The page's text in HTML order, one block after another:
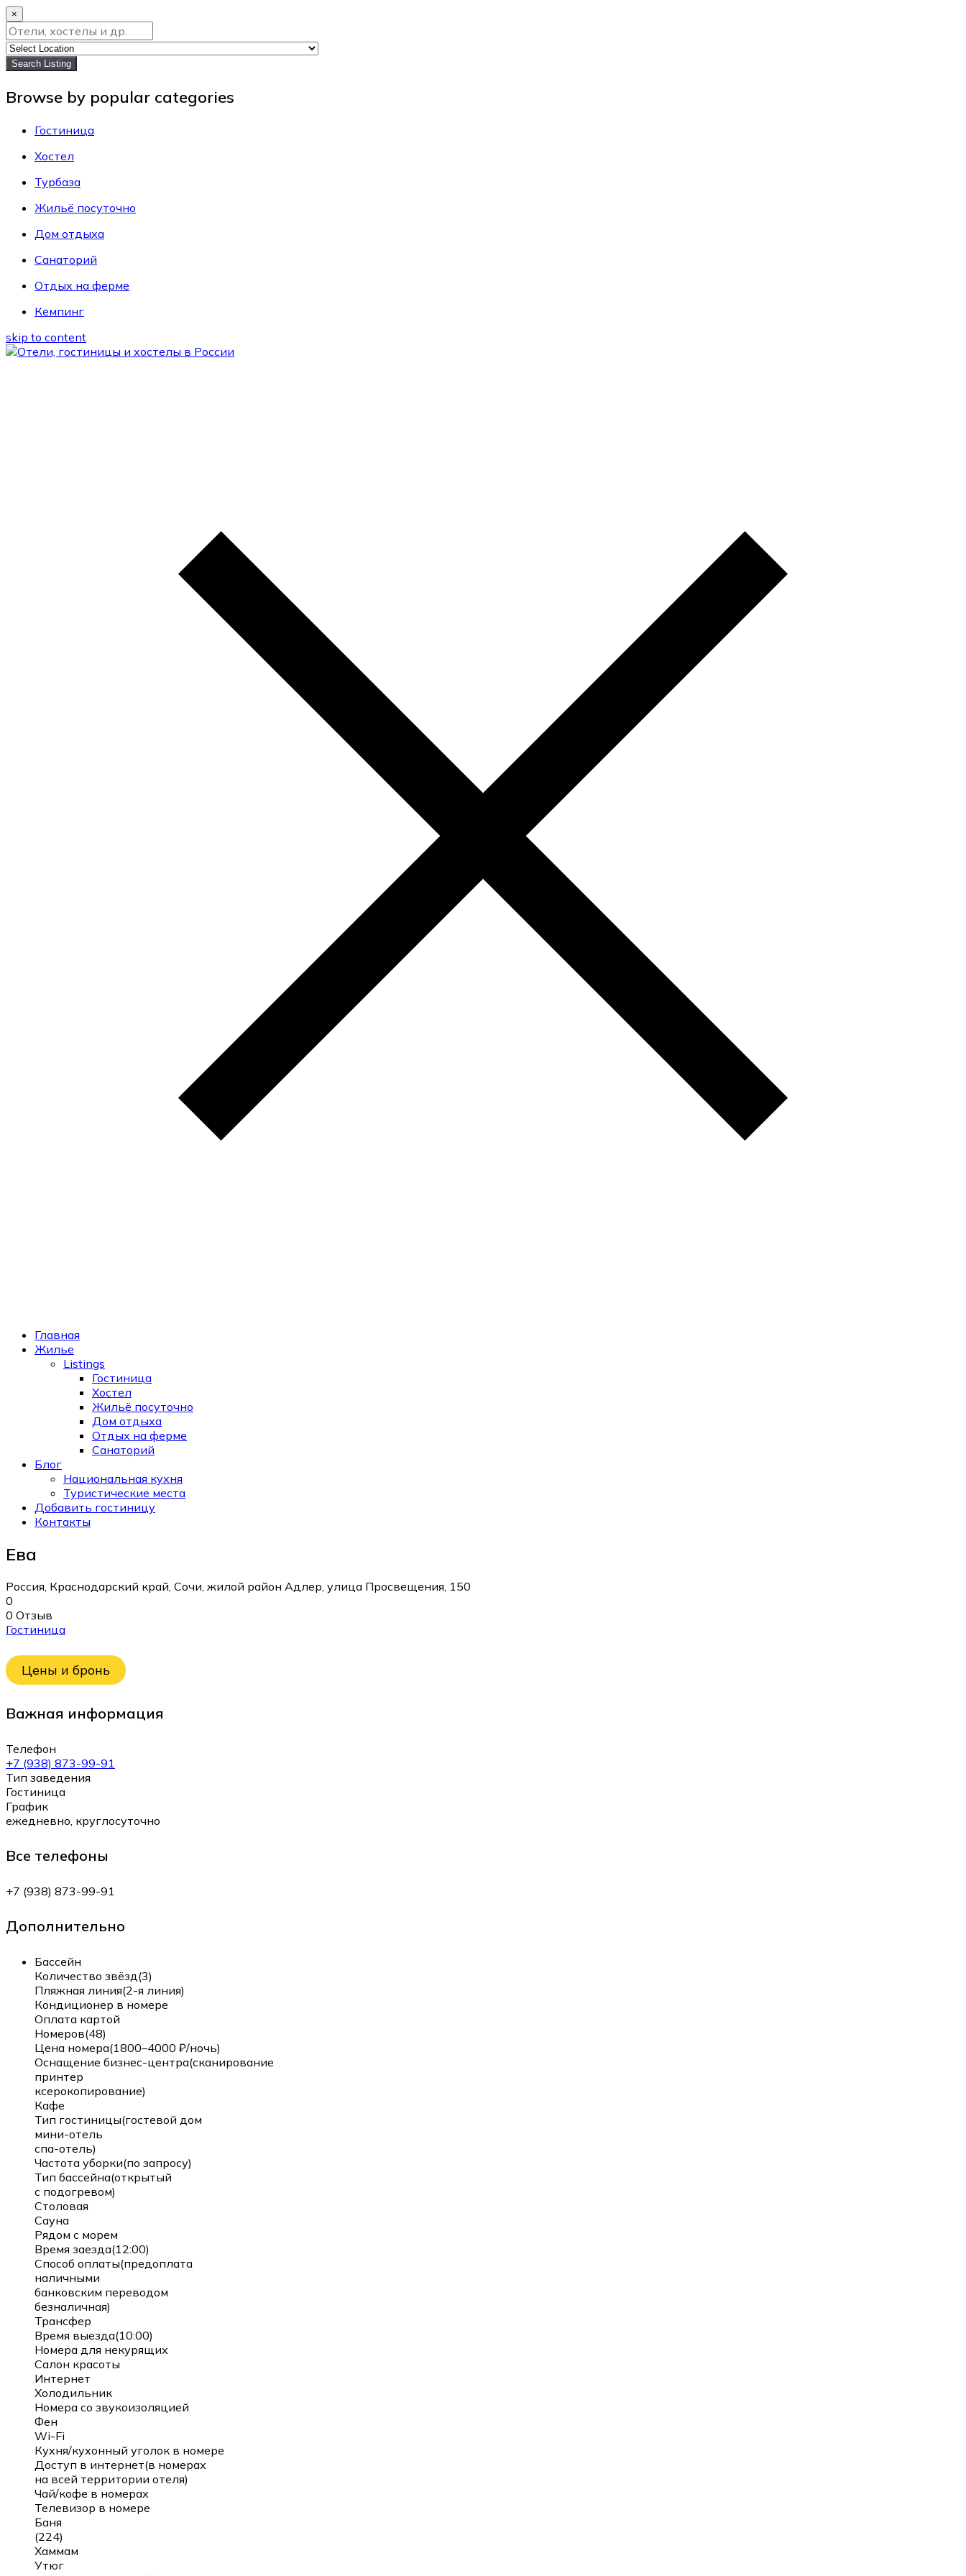
×
Search Listing
Browse by popular categories
Гостиница
Хостел
Турбаза
Жильё посуточно
Дом отдыха
Санаторий
Отдых на ферме
Кемпинг
skip to content
Главная
Жилье
Listings
Гостиница
Хостел
Жильё посуточно
Дом отдыха
Отдых на ферме
Санаторий
Блог
Национальная кухня
Туристические места
Добавить гостиницу
Контакты
Ева
Россия, Краснодарский край, Сочи, жилой район Адлер, улица Просвещения, 150
0
0 Отзыв
Гостиница
Цены и бронь
Важная информация
Телефон
+7 (938) 873-99-91
Тип заведения
Гостиница
График
ежедневно, круглосуточно
Все телефоны
+7 (938) 873-99-91
Дополнительно
Бассейн
Количество звёзд(3)
Пляжная линия(2-я линия)
Кондиционер в номере
Оплата картой
Номеров(48)
Цена номера(1800–4000 ₽/ночь)
Оснащение бизнес-центра(сканирование
принтер
ксерокопирование)
Кафе
Тип гостиницы(гостевой дом
мини-отель
спа-отель)
Частота уборки(по запросу)
Тип бассейна(открытый
с подогревом)
Столовая
Сауна
Рядом с морем
Время заезда(12:00)
Способ оплаты(предоплата
наличными
банковским переводом
безналичная)
Трансфер
Время выезда(10:00)
Номера для некурящих
Салон красоты
Интернет
Холодильник
Номера со звукоизоляцией
Фен
Wi-Fi
Кухня/кухонный уголок в номере
Доступ в интернет(в номерах
на всей территории отеля)
Чай/кофе в номерах
Телевизор в номере
Баня
(224)
Хаммам
Утюг